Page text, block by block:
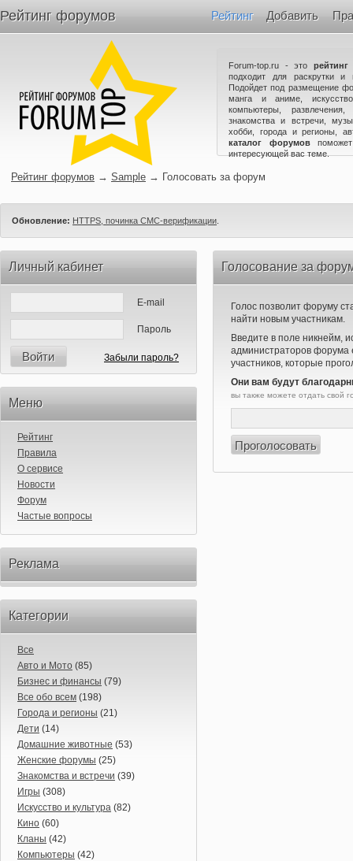
Рейтинг форумов Рейтинг Добавить
Forum-top.ru - это
подходит для раскрутки и
Подойдет под размещение
манга и аниме,
компьютеры,
знакомства и встречи,
хобби, города и регионы,
каталог форумов
интересующей вас теме.
Рейтинг форумов → Sample → Голосовать за форум
Обновление: HTTPS, починка СМС-верификации
Личный кабинет
E-mail
Пароль
Войти Забыли пароль?
Меню
Рейтинг
Правила
О сервисе
Новости
Форум
Частые вопросы
Реклама
Категории
Все
Авто и Мото (85)
Бизнес и финансы (79)
Все обо всем (198)
Города и регионы (21)
Дети (14)
Домашние животные (53)
Женские форумы (25)
Знакомства и встречи (39)
Игры (308)
Искусство и культура (82)
Кино (60)
Кланы (42)
Компьютеры (42)
Голосование за
Голос позволит форуму
найти новым участникам.
Введите в поле никнейм,
администраторов форума
участников, которые
Они вам будут
вы также можете отдать свой